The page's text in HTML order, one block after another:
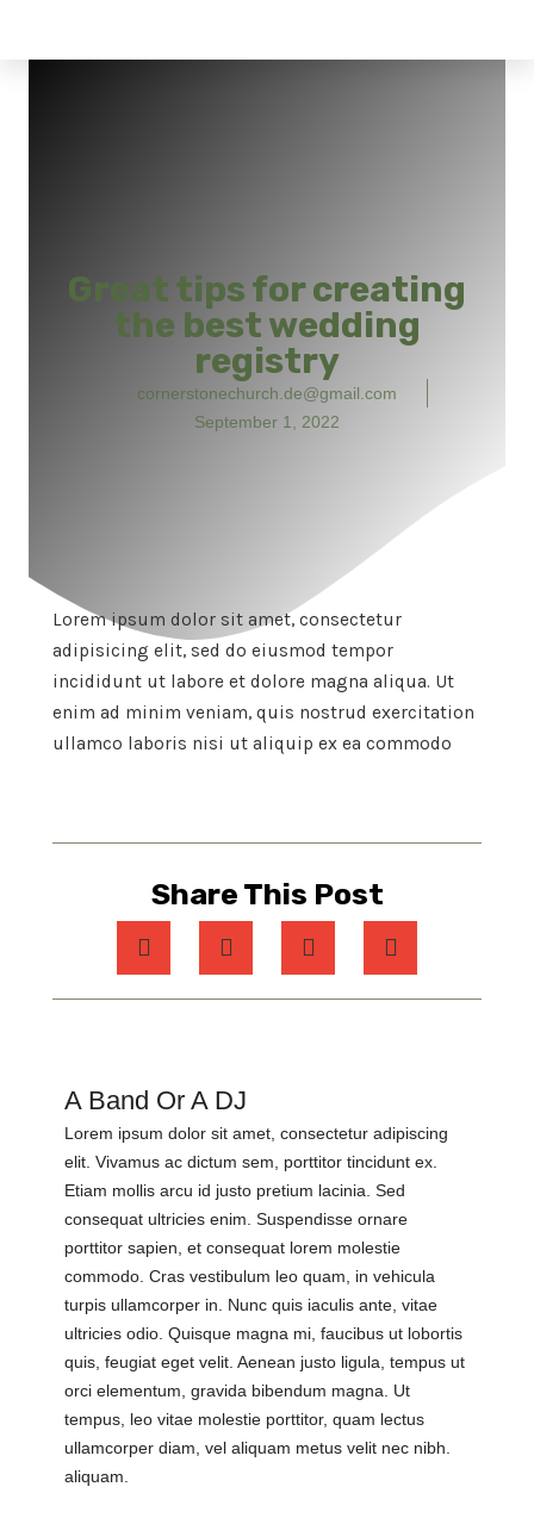
Great tips for creating
the best wedding
registry
cornerstonechurch.de@gmail.com
September 1, 2022
Lorem ipsum dolor sit amet, consectetur
adipisicing elit, sed do eiusmod tempor
incididunt ut labore et dolore magna aliqua. Ut
enim ad minim veniam, quis nostrud exercitation
ullamco laboris nisi ut aliquip ex ea commodo
Share This Post
A Band Or A DJ
Lorem ipsum dolor sit amet, consectetur adipiscing
elit. Vivamus ac dictum sem, porttitor tincidunt ex.
Etiam mollis arcu id justo pretium lacinia. Sed
consequat ultricies enim. Suspendisse ornare
porttitor sapien, et consequat lorem molestie
commodo. Cras vestibulum leo quam, in vehicula
turpis ullamcorper in. Nunc quis iaculis ante, vitae
ultricies odio. Quisque magna mi, faucibus ut lobortis
quis, feugiat eget velit. Aenean justo ligula, tempus ut
orci elementum, gravida bibendum magna. Ut
tempus, leo vitae molestie porttitor, quam lectus
ullamcorper diam, vel aliquam metus velit nec nibh.
aliquam.